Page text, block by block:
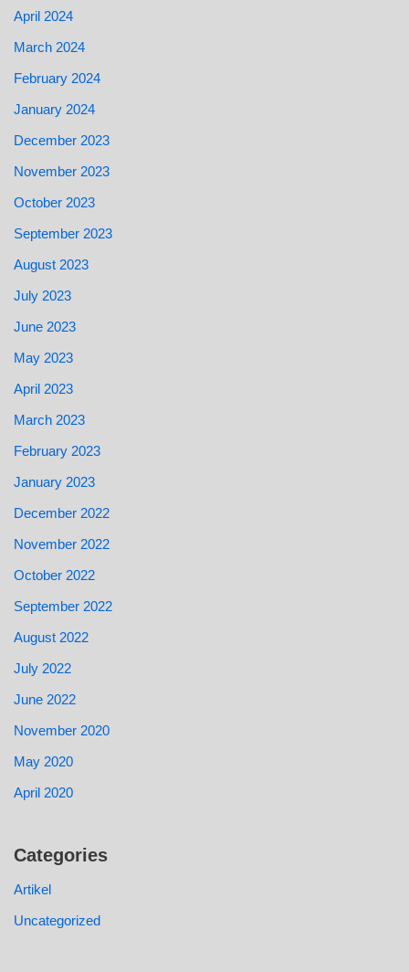
April 2024
March 2024
February 2024
January 2024
December 2023
November 2023
October 2023
September 2023
August 2023
July 2023
June 2023
May 2023
April 2023
March 2023
February 2023
January 2023
December 2022
November 2022
October 2022
September 2022
August 2022
July 2022
June 2022
November 2020
May 2020
April 2020
Categories
Artikel
Uncategorized